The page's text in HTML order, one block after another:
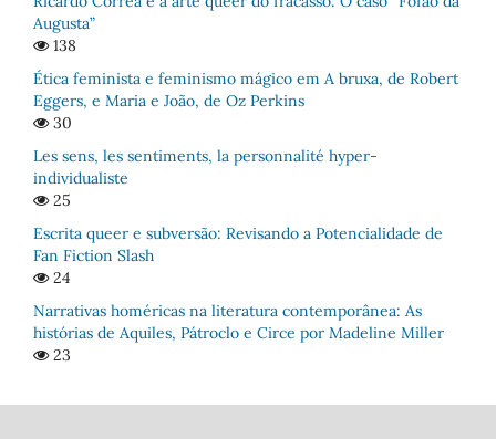
Augusta”
138
Ética feminista e feminismo mágico em A bruxa, de Robert
Eggers, e Maria e João, de Oz Perkins
30
Les sens, les sentiments, la personnalité hyper-
individualiste
25
Escrita queer e subversão: Revisando a Potencialidade de
Fan Fiction Slash
24
Narrativas homéricas na literatura contemporânea: As
histórias de Aquiles, Pátroclo e Circe por Madeline Miller
23